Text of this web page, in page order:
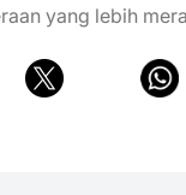
yang lebih